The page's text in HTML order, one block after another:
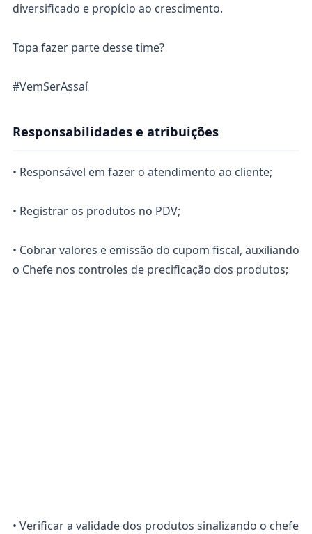
diversificado e propício ao crescimento.
Topa fazer parte desse time?
#VemSerAssaí
Responsabilidades e atribuições
• Responsável em fazer o atendimento ao cliente;
• Registrar os produtos no PDV;
• Cobrar valores e emissão do cupom fiscal, auxiliando
o Chefe nos controles de precificação dos produtos;
• Verificar a validade dos produtos sinalizando o chefe